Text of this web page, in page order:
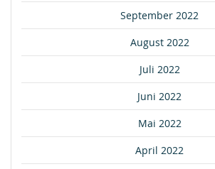
September 2022
August 2022
Juli 2022
Juni 2022
Mai 2022
April 2022